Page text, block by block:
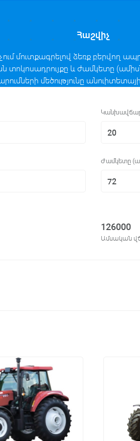
Հաշվիչ
մուտքագրելով ձեռք բերվող
տոկոսադրույքը և ժամկետը
մեծությունը
Ժամկետը
126000
Ամսական